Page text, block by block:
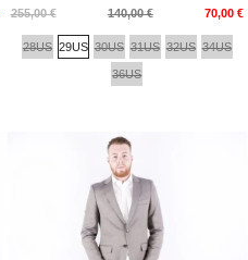
255,00 €
Prix
de
base
140,00 € 70,00 €
Prix
28US 29US 30US 31US 32US 34US
36US